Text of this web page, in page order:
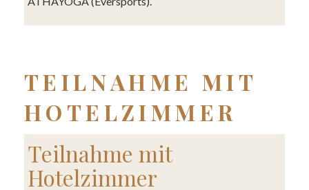
TEILNAHME MIT
HOTELZIMMER
Teilnahme mit
Hotelzimmer